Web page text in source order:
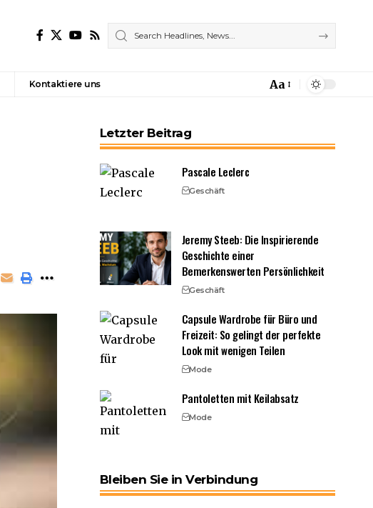
Kontaktiere uns
Font
Aa
Letzter Beitrag
Pascale Leclerc
Geschäft
Jeremy Steeb: Die Inspirierende
Geschichte einer
Bemerkenswerten Persönlichkeit
Geschäft
Capsule Wardrobe für Büro und
Freizeit: So gelingt der perfekte
Look mit wenigen Teilen
Mode
Pantoletten mit Keilabsatz
Mode
Bleiben Sie in Verbindung